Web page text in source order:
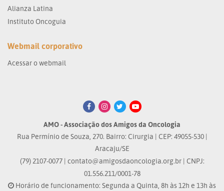
Alianza Latina
Instituto Oncoguia
Webmail corporativo
Acessar o webmail
AMO - Associação dos Amigos da Oncologia
Rua Permínio de Souza, 270. Bairro: Cirurgia | CEP: 49055-530 |
Aracaju/SE
(79) 2107-0077 | contato@amigosdaoncologia.org.br| CNPJ:
01.556.211/0001-78
Horário de funcionamento: Segunda a Quinta, 8h às 12h e 13h às